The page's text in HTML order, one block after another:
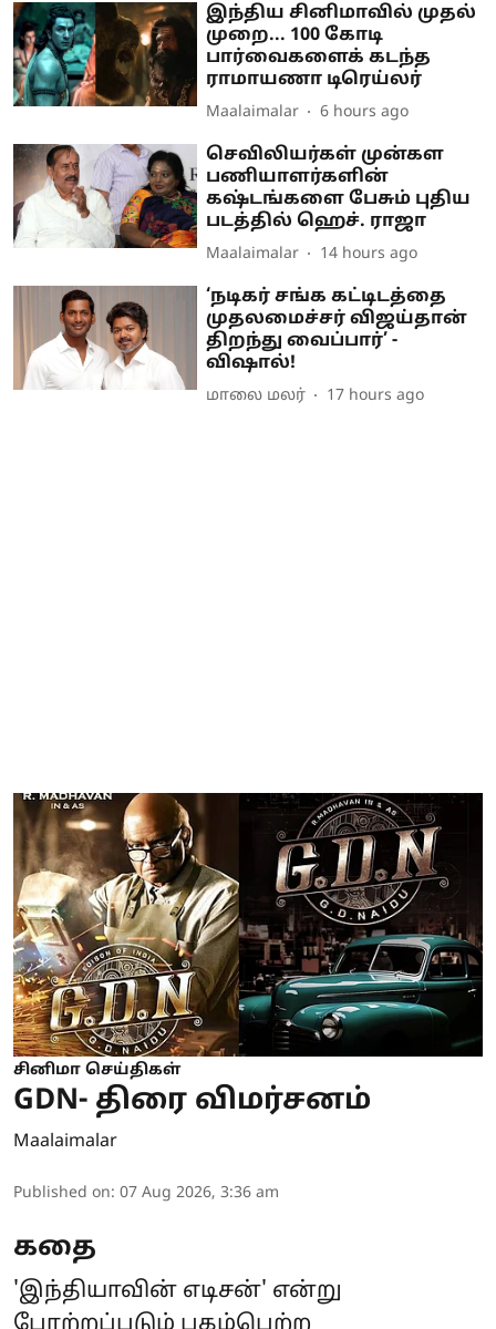
இந்திய சினிமாவில் முதல்
முறை... 100 கோடி
பார்வைகளைக் கடந்த
ராமாயணா டிரெய்லர்
Maalaimalar 6 hours ago
செவிலியர்கள் முன்கள
பணியாளர்களின்
கஷ்டங்களை பேசும் புதிய
படத்தில் ஹெச். ராஜா
Maalaimalar 14 hours ago
‘நடிகர் சங்க கட்டிடத்தை
முதலமைச்சர் விஜய்தான்
திறந்து வைப்பார்’ -
விஷால்!
மாலை மலர் 17 hours ago
சினிமா செய்திகள்
GDN- திரை விமர்சனம்
Maalaimalar
Published on: 07 Aug 2026, 3:36 am
கதை
'இந்தியாவின் எடிசன்' என்று